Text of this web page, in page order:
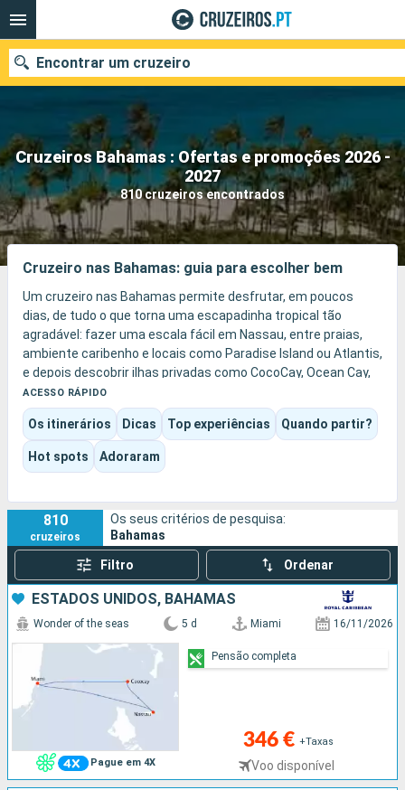
Cruzeiros Bahamas : Ofertas e promoções 2026 -
2027
810 cruzeiros encontrados
Encontrar um cruzeiro
Quando ir?
Data de partida
Portos Companhias
Pesquisar
Cruzeiro nas Bahamas: guia para escolher bem
Um cruzeiro nas Bahamas permite desfrutar, em poucos
dias, de tudo o que torna uma escapadinha tropical tão
agradável: fazer uma escala fácil em Nassau, entre praias,
ambiente caribenho e locais como Paradise Island ou Atlantis,
e depois descobrir ilhas privadas como CocoCay, Ocean Cay,
Castaway Cay ou Bimini, com dias de banhos de mar,
snorkeling, clubes de praia ou descanso na areia branca.
O destino combina com toda a naturalidade águas turquesa,
sol, atividades balneares e o prazer de estar a bordo, com
cruzeiros muitas vezes concebidos para prolongar a
espetáculos, animações e momentos em família.
ACESSO RÁPIDO
Os itinerários Dicas Top experiências Quando partir?
Hot spots Adoraram
810
cruzeiros
Os seus critérios de pesquisa:
Bahamas
Filtro Ordenar
ESTADOS UNIDOS, BAHAMAS
Pague em 4X
Wonder of the seas 5 d Miami 16/11/2026
346 € +Taxas
Voo disponível
Pensão completa